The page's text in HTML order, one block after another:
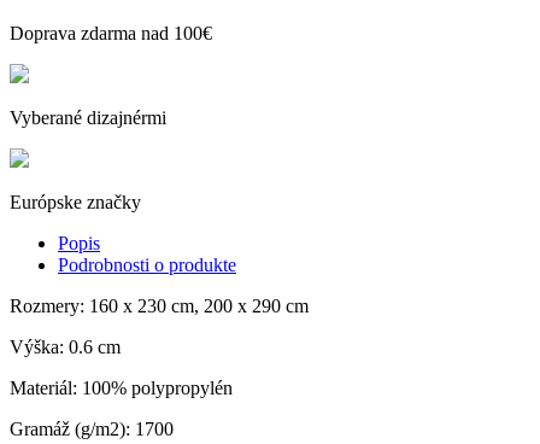
Doprava zdarma nad 100€
Vyberané dizajnérmi
Európske značky
Popis
Podrobnosti o produkte
Rozmery: 160 x 230 cm, 200 x 290 cm
Výška: 0.6 cm
Materiál: 100% polypropylén
Gramáž (g/m2): 1700